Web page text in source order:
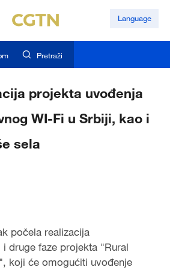
Language
Pretraži
projekta uvođenja
WI-Fi u Srbiji, kao i
sela
počela realizacija
druge faze projekta "Rural
koji će omogućiti uvođenje